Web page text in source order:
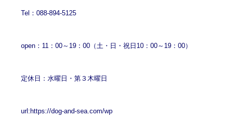
Tel：088-894-5125
open：11：00～19：00（土・日・祝日10：00～19：00）
定休日：水曜日・第３木曜日
url:https://dog-and-sea.com/wp